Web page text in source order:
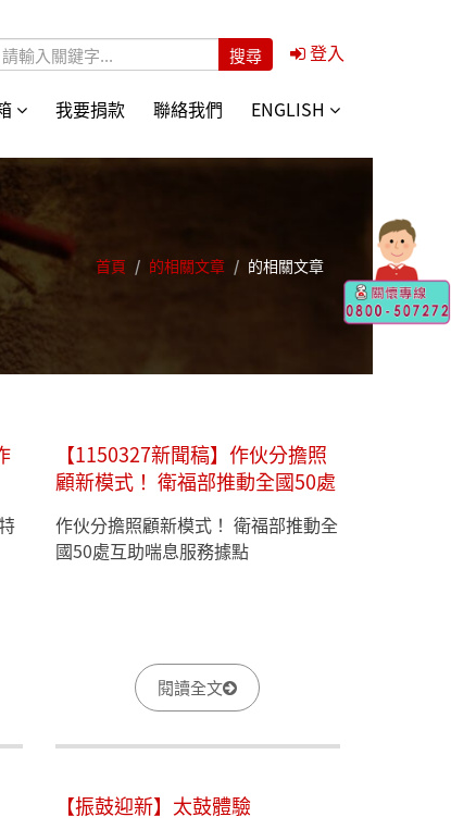
尋表單
登入
我要捐款 聯絡我們 ENGLISH
首頁 / 的相關文章 / 的相關文章
【1150327新聞稿】作伙分擔照
顧新模式！ 衛福部推動全國50處
作伙分擔照顧新模式！ 衛福部推動全
國50處互助喘息服務據點
閱讀全文
【振鼓迎新】太鼓體驗